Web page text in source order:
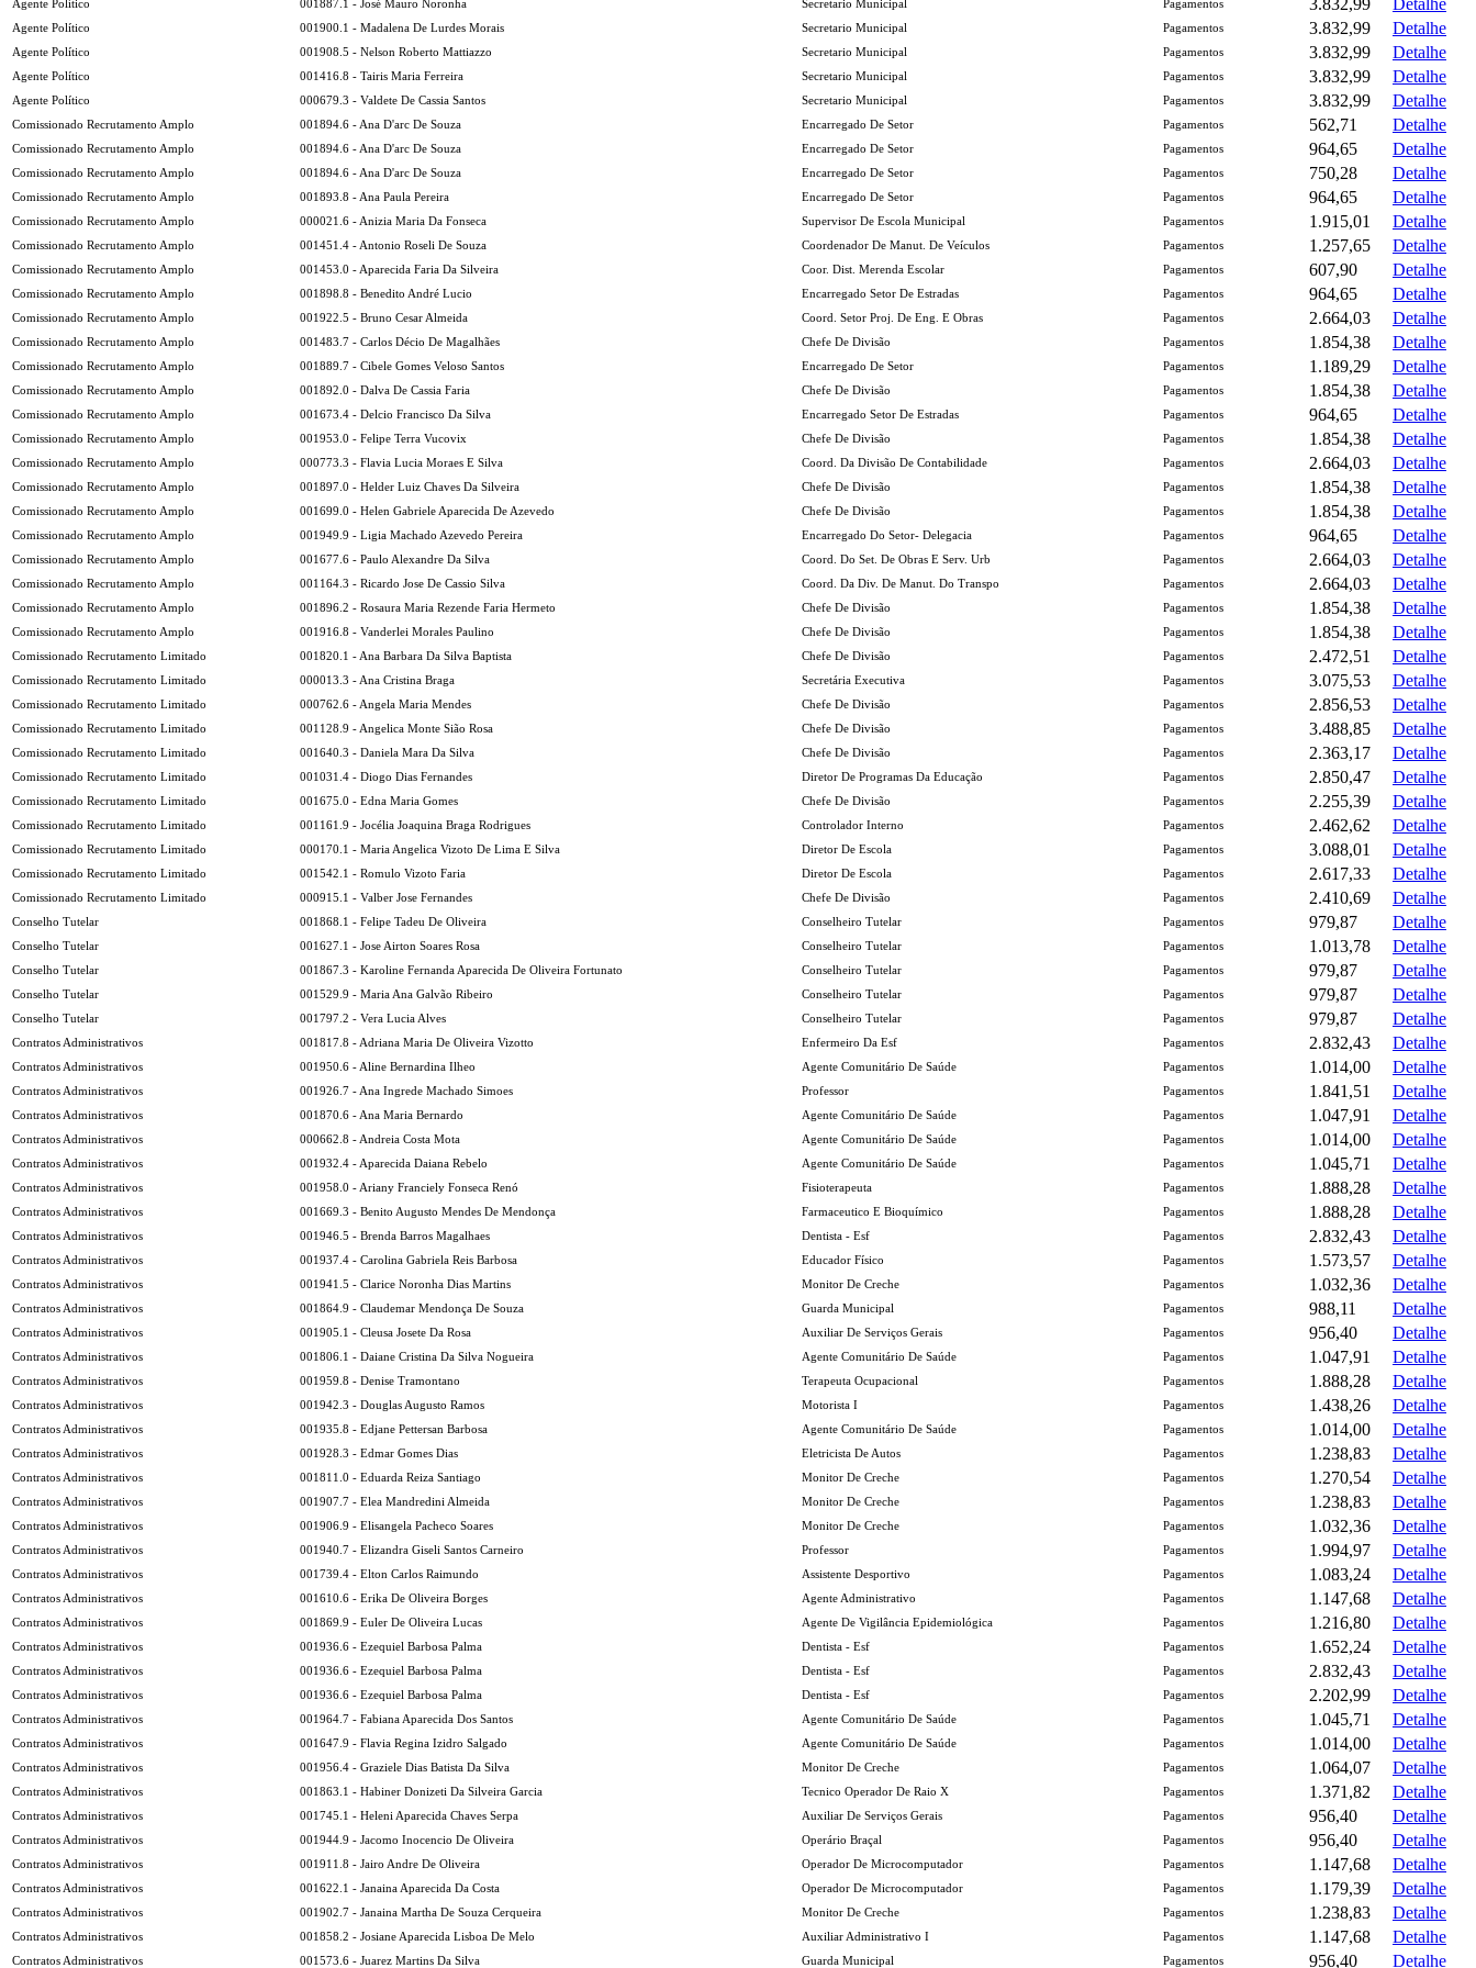
Agente Político 001887.1 - José Mauro Noronha Secretario Municipal Pagamentos 3.832,99 Detalhe
Agente Político 001900.1 - Madalena De Lurdes Morais Secretario Municipal Pagamentos 3.832,99 Detalhe
Agente Político 001908.5 - Nelson Roberto Mattiazzo Secretario Municipal Pagamentos 3.832,99 Detalhe
Agente Político 001416.8 - Tairis Maria Ferreira Secretario Municipal Pagamentos 3.832,99 Detalhe
Agente Político 000679.3 - Valdete De Cassia Santos Secretario Municipal Pagamentos 3.832,99 Detalhe
Comissionado Recrutamento Amplo 001894.6 - Ana D'arc De Souza Encarregado De Setor Pagamentos 562,71 Detalhe
Comissionado Recrutamento Amplo 001894.6 - Ana D'arc De Souza Encarregado De Setor Pagamentos 964,65 Detalhe
Comissionado Recrutamento Amplo 001894.6 - Ana D'arc De Souza Encarregado De Setor Pagamentos 750,28 Detalhe
Comissionado Recrutamento Amplo 001893.8 - Ana Paula Pereira Encarregado De Setor Pagamentos 964,65 Detalhe
Comissionado Recrutamento Amplo 000021.6 - Anizia Maria Da Fonseca Supervisor De Escola Municipal Pagamentos 1.915,01 Detalhe
Comissionado Recrutamento Amplo 001451.4 - Antonio Roseli De Souza Coordenador De Manut. De Veículos Pagamentos 1.257,65 Detalhe
Comissionado Recrutamento Amplo 001453.0 - Aparecida Faria Da Silveira Coor. Dist. Merenda Escolar Pagamentos 607,90 Detalhe
Comissionado Recrutamento Amplo 001898.8 - Benedito André Lucio Encarregado Setor De Estradas Pagamentos 964,65 Detalhe
Comissionado Recrutamento Amplo 001922.5 - Bruno Cesar Almeida Coord. Setor Proj. De Eng. E Obras Pagamentos 2.664,03 Detalhe
Comissionado Recrutamento Amplo 001483.7 - Carlos Décio De Magalhães Chefe De Divisão Pagamentos 1.854,38 Detalhe
Comissionado Recrutamento Amplo 001889.7 - Cibele Gomes Veloso Santos Encarregado De Setor Pagamentos 1.189,29 Detalhe
Comissionado Recrutamento Amplo 001892.0 - Dalva De Cassia Faria Chefe De Divisão Pagamentos 1.854,38 Detalhe
Comissionado Recrutamento Amplo 001673.4 - Delcio Francisco Da Silva Encarregado Setor De Estradas Pagamentos 964,65 Detalhe
Comissionado Recrutamento Amplo 001953.0 - Felipe Terra Vucovix Chefe De Divisão Pagamentos 1.854,38 Detalhe
Comissionado Recrutamento Amplo 000773.3 - Flavia Lucia Moraes E Silva Coord. Da Divisão De Contabilidade Pagamentos 2.664,03 Detalhe
Comissionado Recrutamento Amplo 001897.0 - Helder Luiz Chaves Da Silveira Chefe De Divisão Pagamentos 1.854,38 Detalhe
Comissionado Recrutamento Amplo 001699.0 - Helen Gabriele Aparecida De Azevedo Chefe De Divisão Pagamentos 1.854,38 Detalhe
Comissionado Recrutamento Amplo 001949.9 - Ligia Machado Azevedo Pereira Encarregado Do Setor- Delegacia Pagamentos 964,65 Detalhe
Comissionado Recrutamento Amplo 001677.6 - Paulo Alexandre Da Silva Coord. Do Set. De Obras E Serv. Urb Pagamentos 2.664,03 Detalhe
Comissionado Recrutamento Amplo 001164.3 - Ricardo Jose De Cassio Silva Coord. Da Div. De Manut. Do Transpo Pagamentos 2.664,03 Detalhe
Comissionado Recrutamento Amplo 001896.2 - Rosaura Maria Rezende Faria Hermeto Chefe De Divisão Pagamentos 1.854,38 Detalhe
Comissionado Recrutamento Amplo 001916.8 - Vanderlei Morales Paulino Chefe De Divisão Pagamentos 1.854,38 Detalhe
Comissionado Recrutamento Limitado 001820.1 - Ana Barbara Da Silva Baptista Chefe De Divisão Pagamentos 2.472,51 Detalhe
Comissionado Recrutamento Limitado 000013.3 - Ana Cristina Braga Secretária Executiva Pagamentos 3.075,53 Detalhe
Comissionado Recrutamento Limitado 000762.6 - Angela Maria Mendes Chefe De Divisão Pagamentos 2.856,53 Detalhe
Comissionado Recrutamento Limitado 001128.9 - Angelica Monte Sião Rosa Chefe De Divisão Pagamentos 3.488,85 Detalhe
Comissionado Recrutamento Limitado 001640.3 - Daniela Mara Da Silva Chefe De Divisão Pagamentos 2.363,17 Detalhe
Comissionado Recrutamento Limitado 001031.4 - Diogo Dias Fernandes Diretor De Programas Da Educação Pagamentos 2.850,47 Detalhe
Comissionado Recrutamento Limitado 001675.0 - Edna Maria Gomes Chefe De Divisão Pagamentos 2.255,39 Detalhe
Comissionado Recrutamento Limitado 001161.9 - Jocélia Joaquina Braga Rodrigues Controlador Interno Pagamentos 2.462,62 Detalhe
Comissionado Recrutamento Limitado 000170.1 - Maria Angelica Vizoto De Lima E Silva Diretor De Escola Pagamentos 3.088,01 Detalhe
Comissionado Recrutamento Limitado 001542.1 - Romulo Vizoto Faria Diretor De Escola Pagamentos 2.617,33 Detalhe
Comissionado Recrutamento Limitado 000915.1 - Valber Jose Fernandes Chefe De Divisão Pagamentos 2.410,69 Detalhe
Conselho Tutelar 001868.1 - Felipe Tadeu De Oliveira Conselheiro Tutelar Pagamentos 979,87 Detalhe
Conselho Tutelar 001627.1 - Jose Airton Soares Rosa Conselheiro Tutelar Pagamentos 1.013,78 Detalhe
Conselho Tutelar 001867.3 - Karoline Fernanda Aparecida De Oliveira Fortunato Conselheiro Tutelar Pagamentos 979,87 Detalhe
Conselho Tutelar 001529.9 - Maria Ana Galvão Ribeiro Conselheiro Tutelar Pagamentos 979,87 Detalhe
Conselho Tutelar 001797.2 - Vera Lucia Alves Conselheiro Tutelar Pagamentos 979,87 Detalhe
Contratos Administrativos 001817.8 - Adriana Maria De Oliveira Vizotto Enfermeiro Da Esf Pagamentos 2.832,43 Detalhe
Contratos Administrativos 001950.6 - Aline Bernardina Ilheo Agente Comunitário De Saúde Pagamentos 1.014,00 Detalhe
Contratos Administrativos 001926.7 - Ana Ingrede Machado Simoes Professor Pagamentos 1.841,51 Detalhe
Contratos Administrativos 001870.6 - Ana Maria Bernardo Agente Comunitário De Saúde Pagamentos 1.047,91 Detalhe
Contratos Administrativos 000662.8 - Andreia Costa Mota Agente Comunitário De Saúde Pagamentos 1.014,00 Detalhe
Contratos Administrativos 001932.4 - Aparecida Daiana Rebelo Agente Comunitário De Saúde Pagamentos 1.045,71 Detalhe
Contratos Administrativos 001958.0 - Ariany Franciely Fonseca Renó Fisioterapeuta Pagamentos 1.888,28 Detalhe
Contratos Administrativos 001669.3 - Benito Augusto Mendes De Mendonça Farmaceutico E Bioquímico Pagamentos 1.888,28 Detalhe
Contratos Administrativos 001946.5 - Brenda Barros Magalhaes Dentista - Esf Pagamentos 2.832,43 Detalhe
Contratos Administrativos 001937.4 - Carolina Gabriela Reis Barbosa Educador Físico Pagamentos 1.573,57 Detalhe
Contratos Administrativos 001941.5 - Clarice Noronha Dias Martins Monitor De Creche Pagamentos 1.032,36 Detalhe
Contratos Administrativos 001864.9 - Claudemar Mendonça De Souza Guarda Municipal Pagamentos 988,11 Detalhe
Contratos Administrativos 001905.1 - Cleusa Josete Da Rosa Auxiliar De Serviços Gerais Pagamentos 956,40 Detalhe
Contratos Administrativos 001806.1 - Daiane Cristina Da Silva Nogueira Agente Comunitário De Saúde Pagamentos 1.047,91 Detalhe
Contratos Administrativos 001959.8 - Denise Tramontano Terapeuta Ocupacional Pagamentos 1.888,28 Detalhe
Contratos Administrativos 001942.3 - Douglas Augusto Ramos Motorista I Pagamentos 1.438,26 Detalhe
Contratos Administrativos 001935.8 - Edjane Pettersan Barbosa Agente Comunitário De Saúde Pagamentos 1.014,00 Detalhe
Contratos Administrativos 001928.3 - Edmar Gomes Dias Eletricista De Autos Pagamentos 1.238,83 Detalhe
Contratos Administrativos 001811.0 - Eduarda Reiza Santiago Monitor De Creche Pagamentos 1.270,54 Detalhe
Contratos Administrativos 001907.7 - Elea Mandredini Almeida Monitor De Creche Pagamentos 1.238,83 Detalhe
Contratos Administrativos 001906.9 - Elisangela Pacheco Soares Monitor De Creche Pagamentos 1.032,36 Detalhe
Contratos Administrativos 001940.7 - Elizandra Giseli Santos Carneiro Professor Pagamentos 1.994,97 Detalhe
Contratos Administrativos 001739.4 - Elton Carlos Raimundo Assistente Desportivo Pagamentos 1.083,24 Detalhe
Contratos Administrativos 001610.6 - Erika De Oliveira Borges Agente Administrativo Pagamentos 1.147,68 Detalhe
Contratos Administrativos 001869.9 - Euler De Oliveira Lucas Agente De Vigilância Epidemiológica Pagamentos 1.216,80 Detalhe
Contratos Administrativos 001936.6 - Ezequiel Barbosa Palma Dentista - Esf Pagamentos 1.652,24 Detalhe
Contratos Administrativos 001936.6 - Ezequiel Barbosa Palma Dentista - Esf Pagamentos 2.832,43 Detalhe
Contratos Administrativos 001936.6 - Ezequiel Barbosa Palma Dentista - Esf Pagamentos 2.202,99 Detalhe
Contratos Administrativos 001964.7 - Fabiana Aparecida Dos Santos Agente Comunitário De Saúde Pagamentos 1.045,71 Detalhe
Contratos Administrativos 001647.9 - Flavia Regina Izidro Salgado Agente Comunitário De Saúde Pagamentos 1.014,00 Detalhe
Contratos Administrativos 001956.4 - Graziele Dias Batista Da Silva Monitor De Creche Pagamentos 1.064,07 Detalhe
Contratos Administrativos 001863.1 - Habiner Donizeti Da Silveira Garcia Tecnico Operador De Raio X Pagamentos 1.371,82 Detalhe
Contratos Administrativos 001745.1 - Heleni Aparecida Chaves Serpa Auxiliar De Serviços Gerais Pagamentos 956,40 Detalhe
Contratos Administrativos 001944.9 - Jacomo Inocencio De Oliveira Operário Braçal Pagamentos 956,40 Detalhe
Contratos Administrativos 001911.8 - Jairo Andre De Oliveira Operador De Microcomputador Pagamentos 1.147,68 Detalhe
Contratos Administrativos 001622.1 - Janaina Aparecida Da Costa Operador De Microcomputador Pagamentos 1.179,39 Detalhe
Contratos Administrativos 001902.7 - Janaina Martha De Souza Cerqueira Monitor De Creche Pagamentos 1.238,83 Detalhe
Contratos Administrativos 001858.2 - Josiane Aparecida Lisboa De Melo Auxiliar Administrativo I Pagamentos 1.147,68 Detalhe
Contratos Administrativos 001573.6 - Juarez Martins Da Silva Guarda Municipal Pagamentos 956,40 Detalhe